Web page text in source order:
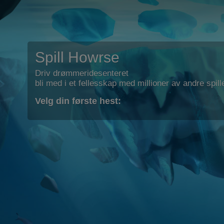
Spill Howrse
Driv drømmeridesenteret
bli med i et fellesskap med millioner av andre
Velg din første hest: